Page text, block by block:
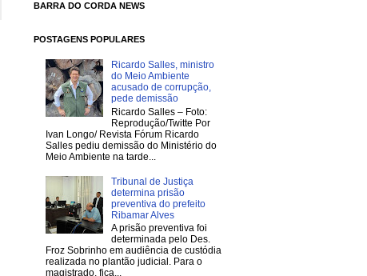
BARRA DO CORDA NEWS
POSTAGENS POPULARES
Ricardo Salles, ministro
do Meio Ambiente
acusado de corrupção,
pede demissão
Ricardo Salles – Foto:
Reprodução/Twitte Por
Ivan Longo/ Revista Fórum Ricardo
Salles pediu demissão do Ministério do
Meio Ambiente na tarde...
Tribunal de Justiça
determina prisão
preventiva do prefeito
Ribamar Alves
A prisão preventiva foi
determinada pelo Des.
Froz Sobrinho em audiência de custódia
realizada no plantão judicial. Para o
magistrado, fica...